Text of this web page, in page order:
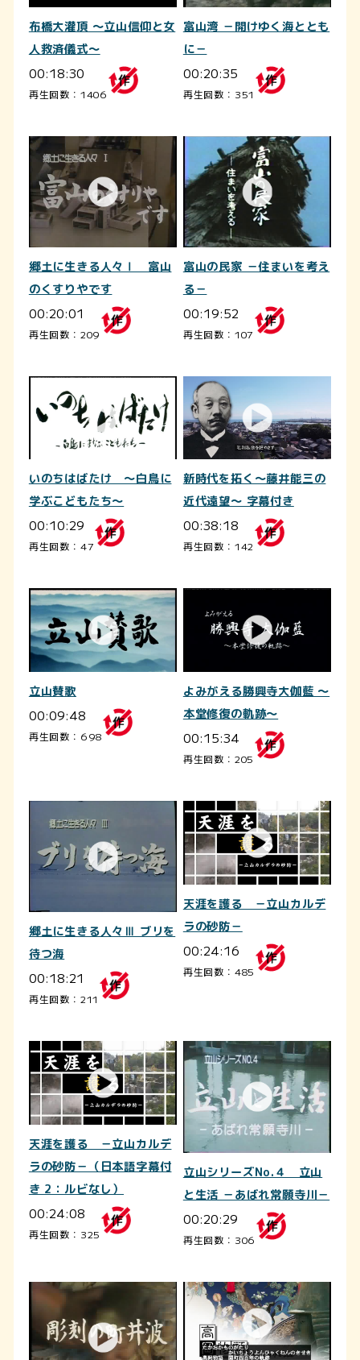
布橋大灌頂 ～立山信仰と女
人救済儀式～
00:18:30
再生回数：1406
富山湾 －開けゆく海ととも
に－
00:20:35
再生回数：351
郷土に生きる人々Ⅰ 富山
のくすりやです
00:20:01
再生回数：209
富山の民家 －住まいを考え
る－
00:19:52
再生回数：107
いのちはばたけ ～白鳥に
学ぶこどもたち～
00:10:29
再生回数：47
新時代を拓く～藤井能三の
近代遠望～ 字幕付き
00:38:18
再生回数：142
立山賛歌
00:09:48
再生回数：698
よみがえる勝興寺大伽藍 ～
本堂修復の軌跡～
00:15:34
再生回数：205
郷土に生きる人々Ⅲ ブリを
待つ海
00:18:21
再生回数：211
天涯を護る －立山カルデ
ラの砂防－
00:24:16
再生回数：485
天涯を護る －立山カルデ
ラの砂防－（日本語字幕付
き 2：ルビなし）
00:24:08
再生回数：325
立山シリーズNo.４ 立山
と生活 －あばれ常願寺川－
00:20:29
再生回数：306